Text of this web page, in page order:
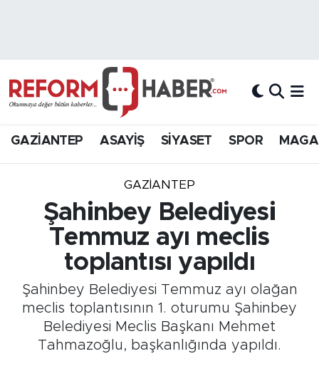
GAZİANTEP ASAYİŞ SİYASET SPOR
GAZIANTEP
Şahinbey Belediyesi
Temmuz ayı meclis
toplantısı yapıldı
Şahinbey Belediyesi Temmuz ayı olağan
meclis toplantısının 1. oturumu Şahinbey
Belediyesi Meclis Başkanı Mehmet
Tahmazoğlu, başkanlığında yapıldı.
Hava Durumu
Süper Lig Puan Durumu ve Fikstür
Tüm Manşetler
Son Dakika Haberleri
Haber Arşivi